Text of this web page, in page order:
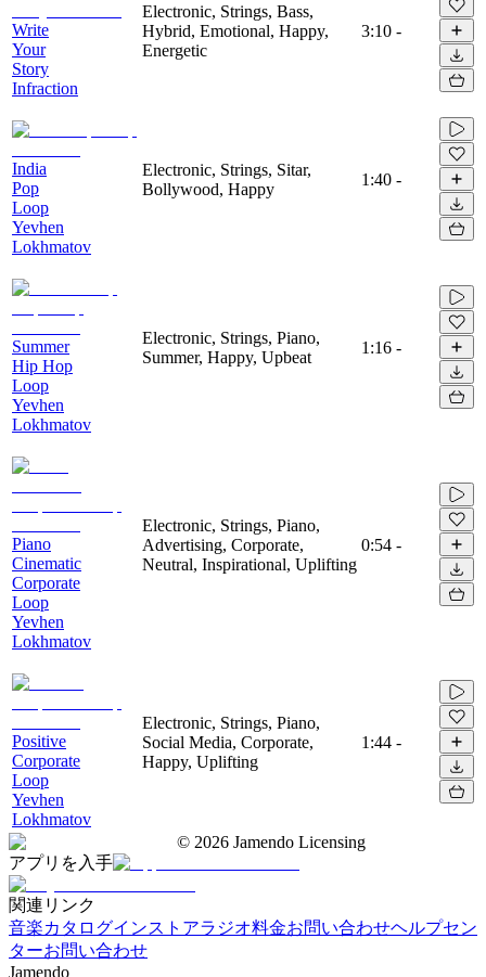
Write
Your
Story
Infraction
Electronic, Strings, Bass,
Hybrid, Emotional, Happy,
Energetic
3:10 -
India
Pop
Loop
Yevhen
Lokhmatov
Electronic, Strings, Sitar,
Bollywood, Happy
1:40 -
Summer
Hip Hop
Loop
Yevhen
Lokhmatov
Electronic, Strings, Piano,
Summer, Happy, Upbeat
1:16 -
Piano
Cinematic
Corporate
Loop
Yevhen
Lokhmatov
Electronic, Strings, Piano,
Advertising, Corporate,
Neutral, Inspirational, Uplifting
0:54 -
Positive
Corporate
Loop
Yevhen
Lokhmatov
Electronic, Strings, Piano,
Social Media, Corporate,
Happy, Uplifting
1:44 -
© 2026 Jamendo Licensing
アプリを入手
関連リンク
音楽カタログインストアラジオ料金お問い合わせヘルプセン
ターお問い合わせ
Jamendo